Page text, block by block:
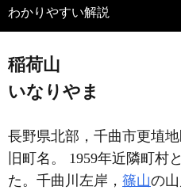
わかりやすい解説
稲荷山
いなりやま
長野県北部，千曲市更埴
旧町名。 1959年近隣町村
た。千曲川左岸， 篠山の